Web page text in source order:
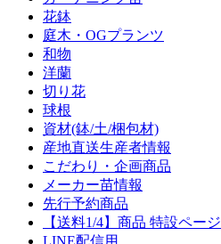
花鉢
庭木・OGプランツ
和物
洋蘭
切り花
球根
資材(鉢/土/梱包材)
産地直送生産者情報
こだわり・企画商品
メーカー苗情報
先行予約商品
【送料1/4】商品 特設ページ
LINE配信用